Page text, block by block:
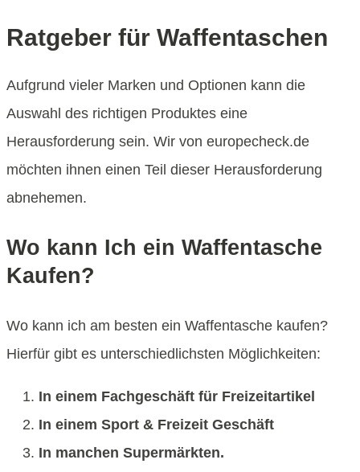
Ratgeber für Waffentaschen
Aufgrund vieler Marken und Optionen kann die
Auswahl des richtigen Produktes eine
Herausforderung sein. Wir von europecheck.de
möchten ihnen einen Teil dieser Herausforderung
abnehemen.
Wo kann Ich ein Waffentasche
Kaufen?
Wo kann ich am besten ein Waffentasche kaufen?
Hierfür gibt es unterschiedlichsten Möglichkeiten:
In einem Fachgeschäft für Freizeitartikel
In einem Sport & Freizeit Geschäft
In manchen Supermärkten.